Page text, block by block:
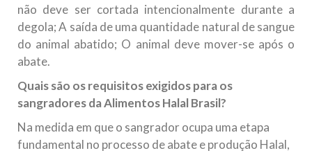
não deve ser cortada intencionalmente durante a
degola; A saída de uma quantidade natural de sangue
do animal abatido; O animal deve mover-se após o
abate.
Quais são os requisitos exigidos para os
sangradores da Alimentos Halal Brasil?
Na medida em que o sangrador ocupa uma etapa
fundamental no processo de abate e produção Halal,